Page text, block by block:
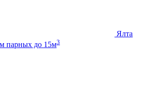
Ялта
парных до 15м3